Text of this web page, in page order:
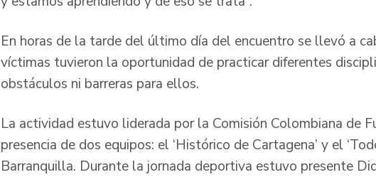
En horas de la tarde del último día del encuentro se llevó a
víctimas tuvieron la oportunidad de practicar diferentes
obstáculos ni barreras para ellos.
La actividad estuvo liderada por la Comisión Colombiana de
presencia de dos equipos: el ‘Histórico de Cartagena’ y el
Barranquilla. Durante la jornada deportiva estuvo presente